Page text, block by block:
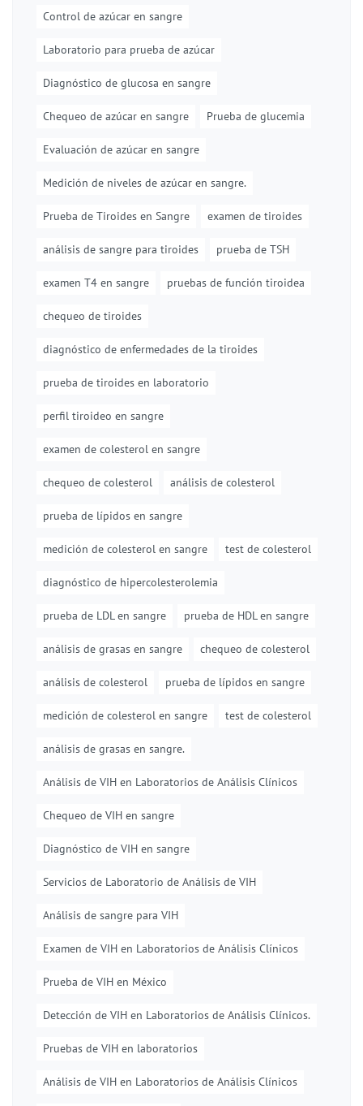
Control de azúcar en sangre
Laboratorio para prueba de azúcar
Diagnóstico de glucosa en sangre
Chequeo de azúcar en sangre Prueba de glucemia
Evaluación de azúcar en sangre
Medición de niveles de azúcar en sangre.
Prueba de Tiroides en Sangre examen de tiroides
análisis de sangre para tiroides prueba de TSH
examen T4 en sangre pruebas de función tiroidea
chequeo de tiroides
diagnóstico de enfermedades de la tiroides
prueba de tiroides en laboratorio
perfil tiroideo en sangre
examen de colesterol en sangre
chequeo de colesterol análisis de colesterol
prueba de lípidos en sangre
medición de colesterol en sangre test de colesterol
diagnóstico de hipercolesterolemia
prueba de LDL en sangre prueba de HDL en sangre
análisis de grasas en sangre chequeo de colesterol
análisis de colesterol prueba de lípidos en sangre
medición de colesterol en sangre test de colesterol
análisis de grasas en sangre.
Análisis de VIH en Laboratorios de Análisis Clínicos
Chequeo de VIH en sangre
Diagnóstico de VIH en sangre
Servicios de Laboratorio de Análisis de VIH
Análisis de sangre para VIH
Examen de VIH en Laboratorios de Análisis Clínicos
Prueba de VIH en México
Detección de VIH en Laboratorios de Análisis Clínicos.
Pruebas de VIH en laboratorios
Análisis de VIH en Laboratorios de Análisis Clínicos